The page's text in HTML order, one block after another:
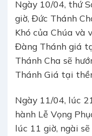
Ngày 10/04, thứ
giờ, Đức Thánh
Khó của Chúa và
Đàng Thánh giá
Thánh Cha sẽ
Thánh Giá tại
Ngày 11/04, lúc
hành Lễ Vọng
lúc 11 giờ, ngài